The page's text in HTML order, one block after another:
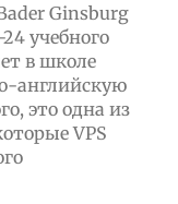
Ginsburg
учебного
в школе
английскую
это одна из
VPS